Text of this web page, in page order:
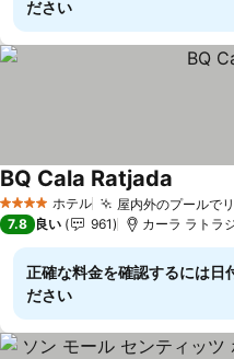
ださい
4 ホテルのランク
ホテル 屋内外のプールで
BQ Cala Ratjada
7.8 良い 961 カーラ ラトラ
正確な料金を確認するには日
ださい